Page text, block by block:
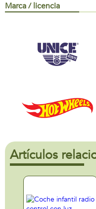
Marca / licencia
Artículos